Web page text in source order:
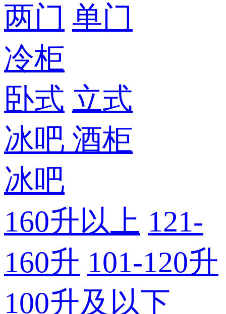
两门 单门
冷柜
卧式 立式
冰吧 酒柜
冰吧
160升以上 121-
160升 101-120升
100升及以下